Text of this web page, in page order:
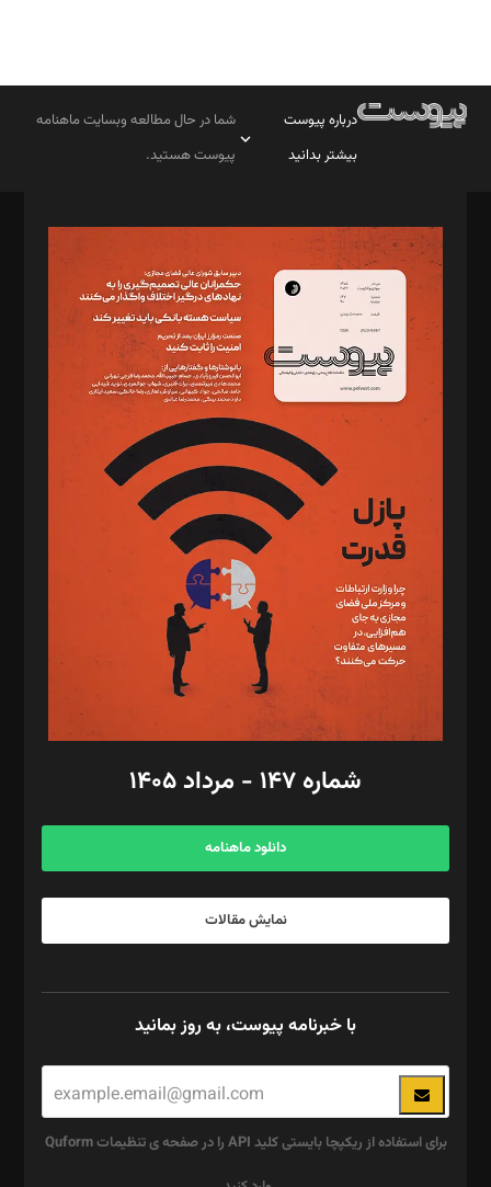
درباره پیوست
بیشتر بدانید
شما در حال مطالعه وبسایت ماهنامه
پیوست هستید.
مدیر مسئول: محمدباقر اثنی‌عشری
سردبیر: مهرک محمودی
دبیر تحریریه: میثم قاسمی
د‌بیر ناداستان: سمانه سمیع
د‌بیر خدمت و تجارت: ابوالفضل رجبی
د‌بیر حقوق فناوری: حسام‌الدین ایپکچی
د‌بیر پیوست جهان: مینا پاکدل
د‌بیر تحریریه آنلاین: بابک نقاش
تحریریه‌: مجتبی محمود‌ی، آرش برهمند، یسنا امان‌پور، سروش کرمیان،
مصطفی مسجدی آرانی، ابوالفضل رجبی، زهرا فکرانه، فائزه فتحی
رستمی،مصطفی باستان
ویرایش: نگار استاد‌‌آقا
طراح یونیفرم: مجید توکلی
فیلمبرداری و عکاسی: امیر شفیعی، مانی لطفی زاده
گرافیک و صفحه‌آرایی: سید‌سبحان‌علی ثابت
مد‌یر توسعه تجاری: کامبیز برید‌
امور مالی: شاپور رهبری، محمد‌ کاظمی‌نیا
آگهی و مشترکین: ۰۹۱۹۹۹۹۰۴۵۴
شماره ۱۴۷ - مرداد ۱۴۰۵
دانلود ماهنامه
نمایش مقالات
با خبرنامه پیوست، به روز بمانید
برای استفاده از ریکپچا بایستی کلید API را در صفحه ی تنظیمات Quform